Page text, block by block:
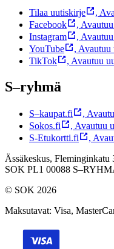
Tilaa uutiskirje ,
Facebook
,
Instagram
,
YouTube
, Avautuu
TikTok
, Avautuu
S–ryhmä
S–kaupat.fi ,
Sokos.fi
, Avautuu
S-Etukortti.fi
,
Ässäkeskus,
SOK PL1 00088
© SOK 2026
Maksutavat: Visa,